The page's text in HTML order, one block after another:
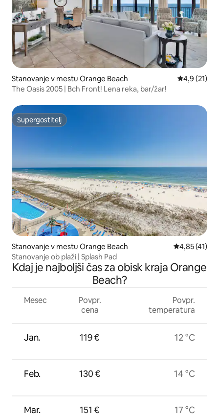
Stanovanje v mestu Orange Beach Povprečna
4,9 (21)
The Oasis 2005 | Bch Front! Lena reka, bar/žar!
Supergostitelj
Supergostitelj
Stanovanje v mestu Orange Beach Povprečna
4,85 (41)
Stanovanje ob plaži | Splash Pad
Kdaj je najboljši čas za obisk kraja Orange
Beach?
Mesec
Jan.
Feb.
Mar.
Povpr.
cena
119 €
130 €
151 €
Povpr.
temperatura
12 °C
14 °C
17 °C